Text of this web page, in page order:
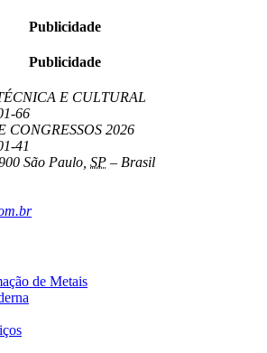
Publicidade
Publicidade
E CULTURAL
66
CONGRESSOS 2026
41
São Paulo, SP – Brasil
de Metais